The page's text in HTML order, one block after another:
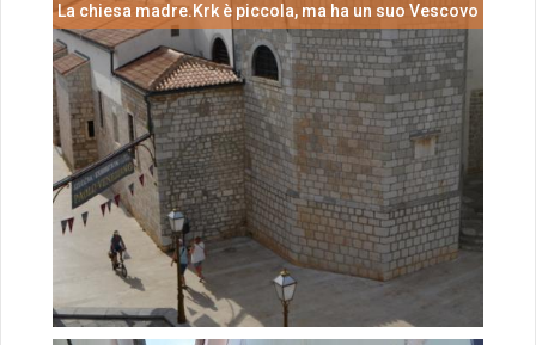
La chiesa madre.Krk è piccola, ma ha un suo Vescovo